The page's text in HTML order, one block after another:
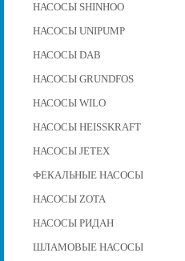
НАСОСЫ SHINHOO
НАСОСЫ UNIPUMP
НАСОСЫ DAB
НАСОСЫ GRUNDFOS
НАСОСЫ WILO
НАСОСЫ HEISSKRAFT
НАСОСЫ JETEX
ФЕКАЛЬНЫЕ НАСОСЫ
НАСОСЫ ZOTA
НАСОСЫ РИДАН
ШЛАМОВЫЕ НАСОСЫ